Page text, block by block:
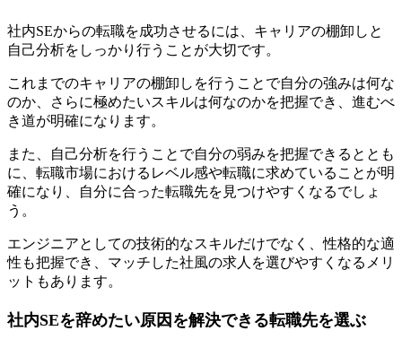
社内SEからの転職を成功させるには、キャリアの棚卸しと
自己分析をしっかり行うことが大切です。
これまでのキャリアの棚卸しを行うことで自分の強みは何な
のか、さらに極めたいスキルは何なのかを把握でき、進むべ
き道が明確になります。
また、自己分析を行うことで自分の弱みを把握できるととも
に、転職市場におけるレベル感や転職に求めていることが明
確になり、自分に合った転職先を見つけやすくなるでしょ
う。
エンジニアとしての技術的なスキルだけでなく、性格的な適
性も把握でき、マッチした社風の求人を選びやすくなるメリ
ットもあります。
社内SEを辞めたい原因を解決できる転職先を選ぶ